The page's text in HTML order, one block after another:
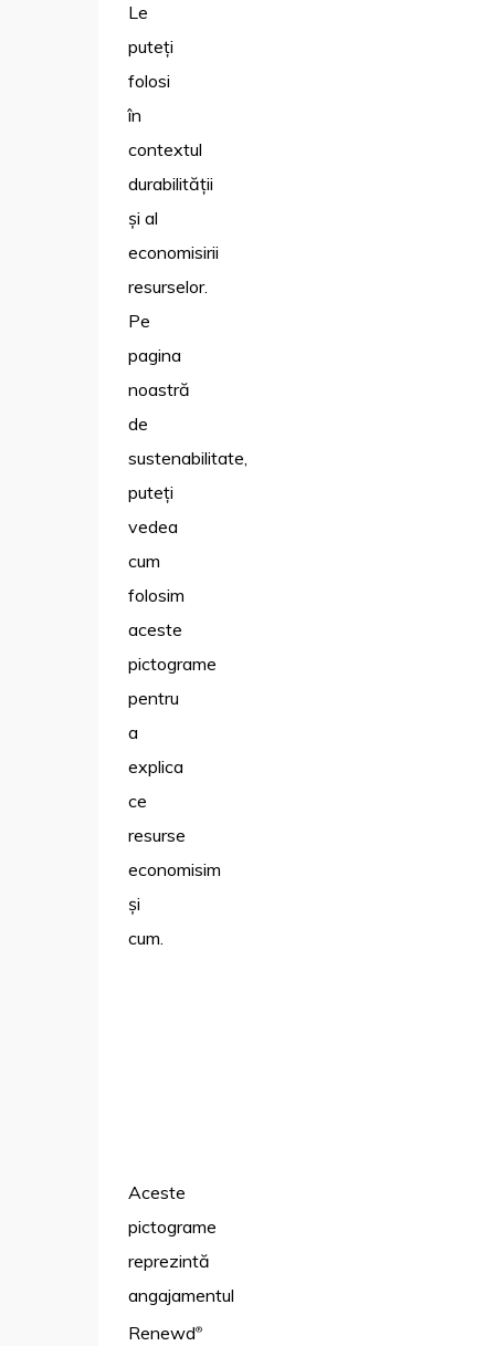
Le
puteți
folosi
în
contextul
durabilității
și al
economisirii
resurselor.
Pe
pagina
noastră
de
sustenabilitate,
puteți
vedea
cum
folosim
aceste
pictograme
pentru
a
explica
ce
resurse
economisim
și
cum.
Aceste
pictograme
reprezintă
angajamentul
Renewd®